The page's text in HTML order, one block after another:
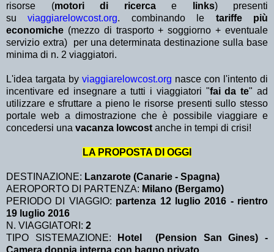
risorse (motori di ricerca e links) presenti
suviaggiarelowcost.org. combinando le tariffe più
economiche (mezzo di trasporto + soggiorno + eventuale
servizio extra)
per una determinata destinazione sulla base
minima di n. 2 viaggiatori.
L'idea targata by viaggiarelowcost.org nasce con l'intento di
incentivare ed insegnare a tutti i viaggiatori "fai da te" ad
utilizzare e sfruttare a pieno le risorse presenti sullo stesso
portale web a dimostrazione che è possibile viaggiare e
concedersi una vacanza lowcost anche in tempi di crisi!
LA PROPOSTA DI OGGI
DESTINAZIONE: Lanzarote (Canarie - Spagna)
AEROPORTO DI PARTENZA: Milano (Bergamo)
PERIODO DI VIAGGIO: partenza 12 luglio 2016 - rientro
19 luglio 2016
N. VIAGGIATORI: 2
TIPO SISTEMAZIONE:
Hotel (Pension San Gines) -
Camera doppia interna con bagno privato